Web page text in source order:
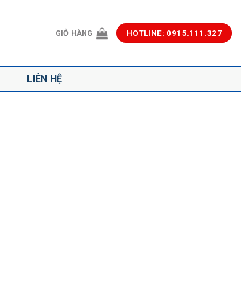
GIỎ HÀNG HOTLINE: 0915.111.327
LIÊN HỆ